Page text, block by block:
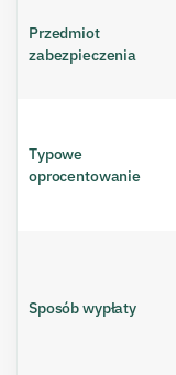
Przedmiot
zabezpieczenia
Typowe
oprocentowanie
Sposób wypłaty